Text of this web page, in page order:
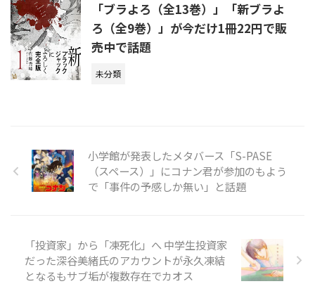
「ブラよろ（全13巻）」「新ブラよ
ろ（全9巻）」が今だけ1冊22円で販
売中で話題
未分類
小学館が発表したメタバース「S-PASE
（スペース）」にコナン君が参加のもよう
で「事件の予感しか無い」と話題
「投資家」から「凍死化」へ 中学生投資家
だった深谷美緒氏のアカウントが永久凍結
となるもサブ垢が複数存在でカオス